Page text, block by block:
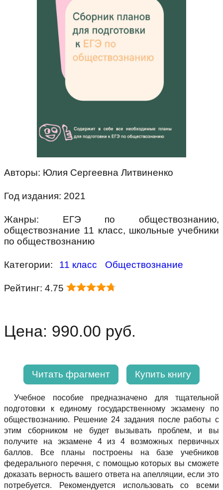
Авторы: Юлия Сергеевна Литвиненко
Год издания: 2021
Жанры: ЕГЭ по обществознанию,
обществознание 11 класс, школьные учебники
по обществознанию
Категории: 11 класс Обществознание
Рейтинг: 4.75
Цена: 990.00 руб.
Читать фрагмент Купить книгу
Учебное пособие предназначено для тщательной
подготовки к единому государственному экзамену по
обществознанию. Решение 24 задания после работы с
этим сборником не будет вызывать проблем, и вы
получите на экзамене 4 из 4 возможных первичных
баллов. Все планы построены на базе учебников
федерального перечня, с помощью которых вы сможете
доказать верность вашего ответа на апелляции, если это
потребуется. Рекомендуется использовать со всеми